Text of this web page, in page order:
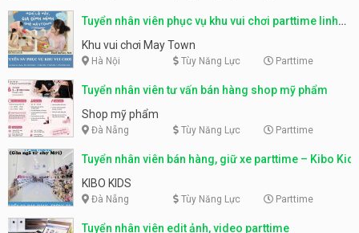
Tuyển nhân viên phục vụ khu vui chơi parttime linh
động
Khu vui chơi May Town
Hà Nội Tùy Năng Lực Parttime
Tuyển nhân viên tư vấn bán hàng shop mỹ phẩm
Shop mỹ phẩm
Đà Nẵng Tùy Năng Lực Parttime
Tuyển nhân viên bán hàng, giữ xe parttime – Kibo Kid
KIBO KIDS
Đà Nẵng Tùy Năng Lực Parttime
Tuyển nhân viên edit ảnh, video parttime